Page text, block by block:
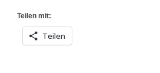
Teilen mit:
Teilen